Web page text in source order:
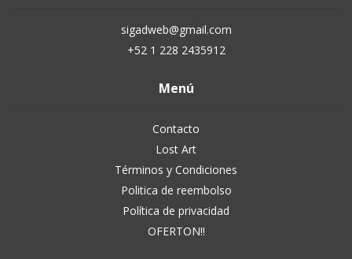
sigadweb@gmail.com
+52 1 228 2435912
Menú
Contacto
Lost Art
Términos y Condiciones
Politica de reembolso
Política de privacidad
OFERTON!!